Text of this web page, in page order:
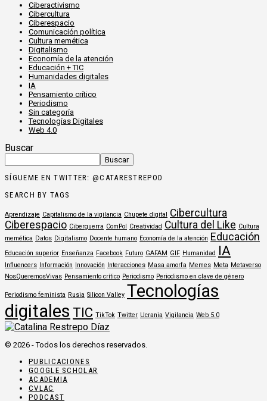
Ciberactivismo
Cibercultura
Ciberespacio
Comunicación política
Cultura memética
Digitalismo
Economía de la atención
Educación + TIC
Humanidades digitales
IA
Pensamiento crítico
Periodismo
Sin categoría
Tecnologías Digitales
Web 4.0
Buscar
Buscar
SÍGUEME EN TWITTER: @CATARESTREPOD
SEARCH BY TAGS
Aprendizaje Capitalismo de la vigilancia Chupete digital Cibercultura
Ciberespacio Ciberguerra ComPol Creatividad Cultura del Like Cultura
memética Datos Digitalismo Docente humano Economía de la atención Educación
Educación superior Enseñanza Facebook Futuro GAFAM GIF Humanidad IA
Influencers Información Innovación Interacciones Masa amorfa Memes Meta Metaverso
NosQueremosVivas Pensamiento crítico Periodismo Periodismo en clave de género
Periodismo feminista Rusia Silicon Valley Tecnologías
digitales TIC TikTok Twitter Ucrania Vigilancia Web 5.0
© 2026 - Todos los derechos reservados.
PUBLICACIONES
GOOGLE SCHOLAR
ACADEMIA
CVLAC
PODCAST